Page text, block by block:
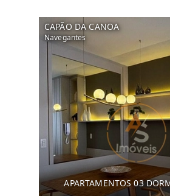
CAPÃO DA CANOA
Navegantes
APARTAMENTOS 03